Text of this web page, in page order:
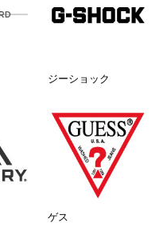
ジーショック
ゲス